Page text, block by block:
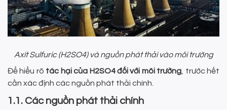
Axit Sulfuric (H2SO4) và nguồn phát thải vào môi trường
Để hiểu rõ tác hại của H2SO4 đối với môi trường , trước hết
cần xác định các nguồn phát thải chính.
1.1. Các nguồn phát thải chính